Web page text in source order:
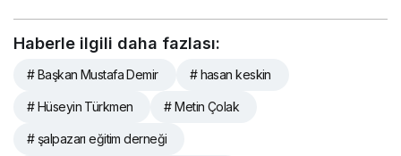
Haberle ilgili daha fazlası:
# Başkan Mustafa Demir # hasan keskin
# Hüseyin Türkmen # Metin Çolak
# şalpazarı eğitim derneği